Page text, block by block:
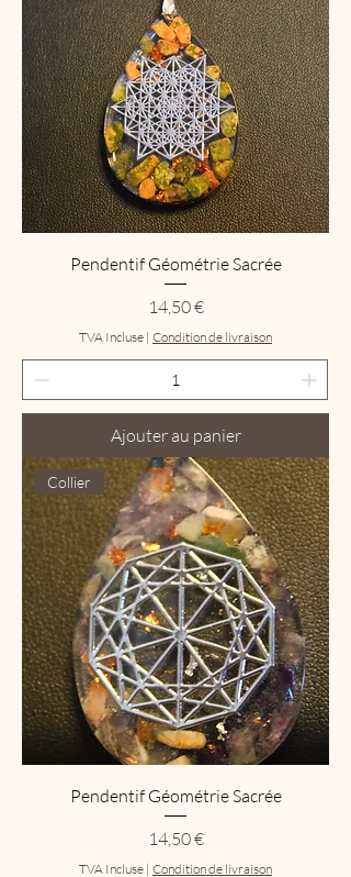
Pendentif Géométrie Sacrée
Prix
14,50 €
TVA Incluse | Condition de livraison
Ajouter au panier
Collier
Pendentif Géométrie Sacrée
Prix
14,50 €
TVA Incluse | Condition de livraison